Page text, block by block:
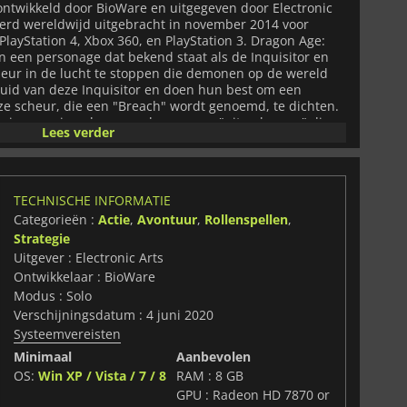
door BioWare en uitgegeven door Electronic
wereldwijd uitgebracht in november 2014 voor
4, Xbox 360, en PlayStation 3. Dragon Age:
een personage dat bekend staat als de Inquisitor en
in de lucht te stoppen die demonen op de wereld
van deze Inquisitor en doen hun best om een
scheur, die een "Breach" wordt genoemd, te dichten.
gezien als een verlosser, een "uitverkorene" die
hand, die in staat is de scheur te dichten. Anderen
persoon met een gevaarlijke kracht. De speler zal
Thedas te veroveren. Dragon Age: Inquisition heeft
Dragon Age spellen hadden. Het is een actie-RPG
andere metgezellen die je ontmoet en in je party zet,
Inquisition biedt veel manieren om je vijanden te
zijmissies die interessante verhalen vertellen over
je heen, en dan hebben we nog het hoofdverhaal
moet halen om de bres te dichten en de wereld te
Dragon Age: Inquisition heeft een third-person view,
RPG top-down camera view beschikbaar.
Lees verder
TECHNISCHE INFORMATIE
Categorieën : Actie, Avontuur, Rollenspellen,
Strategie
Uitgever : Electronic Arts
Ontwikkelaar : BioWare
Modus : Solo
Verschijningsdatum : 4 juni 2020
Systeemvereisten
Minimaal
OS: Win XP / Vista / 7 / 8
Aanbevolen
RAM : 8 GB
GPU : Radeon HD 7870 or